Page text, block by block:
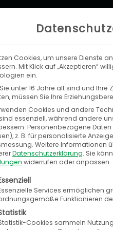
LEISTUNGEN
Cookies, um unsere Dienste
Mit Klick auf „Akzeptieren“
ein.
unter 16 Jahre alt sind und
müssen Sie Ihre
Cookies und andere
essenziell, während andere
Personenbezogene Daten
z. B. für personalisierte
Weitere Informationen
Datenschutzerklärung. Sie
widerrufen oder anpassen.
eine Liste der
Services ermöglichen
Funktionieren
Cookies sammeln